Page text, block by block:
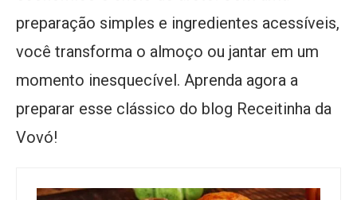
preparação simples e ingredientes acessíveis,
você transforma o almoço ou jantar em um
momento inesquecível. Aprenda agora a
preparar esse clássico do blog Receitinha da
Vovó!